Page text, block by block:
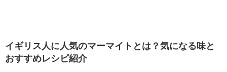
イギリス人に人気のマーマイトとは？気になる味と
おすすめレシピ紹介